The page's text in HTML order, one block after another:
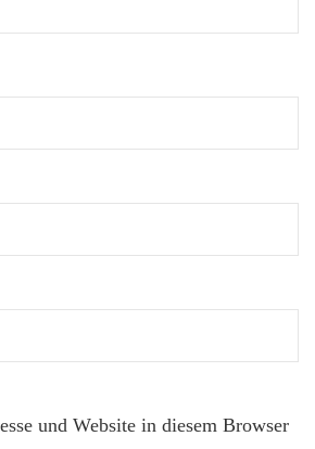
und Website in diesem Browser